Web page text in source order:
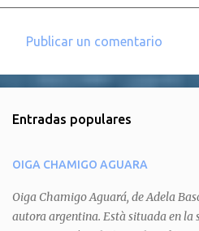
e
t
a
r
Publicar un comentario
Entradas populares
OIGA CHAMIGO AGUARA
Oiga Chamigo Aguará, de Adela
autora argentina. Està situada en la